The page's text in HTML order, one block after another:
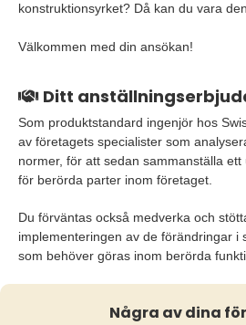
konstruktionsyrket? Då kan du vara
Välkommen med din ansökan!
Ditt
Som produktstandard ingenjör hos
av företagets specialister som
normer, för att sedan sammanställa
för berörda parter inom företaget.
Du förväntas också medverka och
implementeringen av de förändringar i
som behöver göras inom berörda
Några av dina